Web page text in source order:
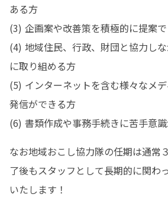
ある方
(3) 企画案や改善策を積極的に提案
(4) 地域住民、行政、財団と協力し
に取り組める方
(5) インターネットを含む様々なメ
発信ができる方
(6) 書類作成や事務手続きに苦手意
なお地域おこし協力隊の任期は通常
了後もスタッフとして長期的に関わ
いたします！